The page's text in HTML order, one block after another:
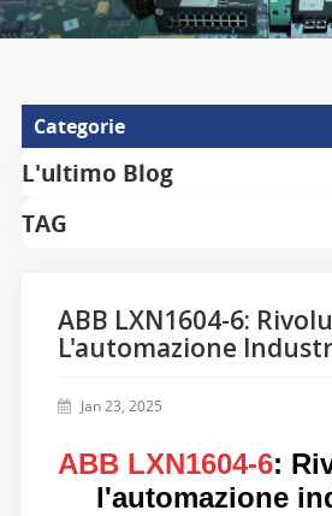
Categorie
L'ultimo Blog
TAG
ABB LXN1604-6:
L'automazione
Jan 23, 2025
ABB LXN1604-6:
l'automazione